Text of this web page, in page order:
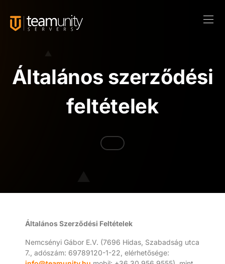
Általános szerződési
feltételek
Általános Szerződési Feltételek
Nemcsényi Gábor E.V. (7696 Hidas, Szabadság utca
7., adószám: 69789120-1-22, elérhetősége: